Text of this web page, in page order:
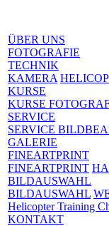
ÜBER UNS
FOTOGRAFIE
TECHNIK
KAMERA
KURSE
KURSE
SERVICE
SERVICE
GALERIE
FINEARTPRINT
FINEARTPRINT
BILDAUSWAHL
BILDAUSWAHL
Helicopter Training
KONTAKT